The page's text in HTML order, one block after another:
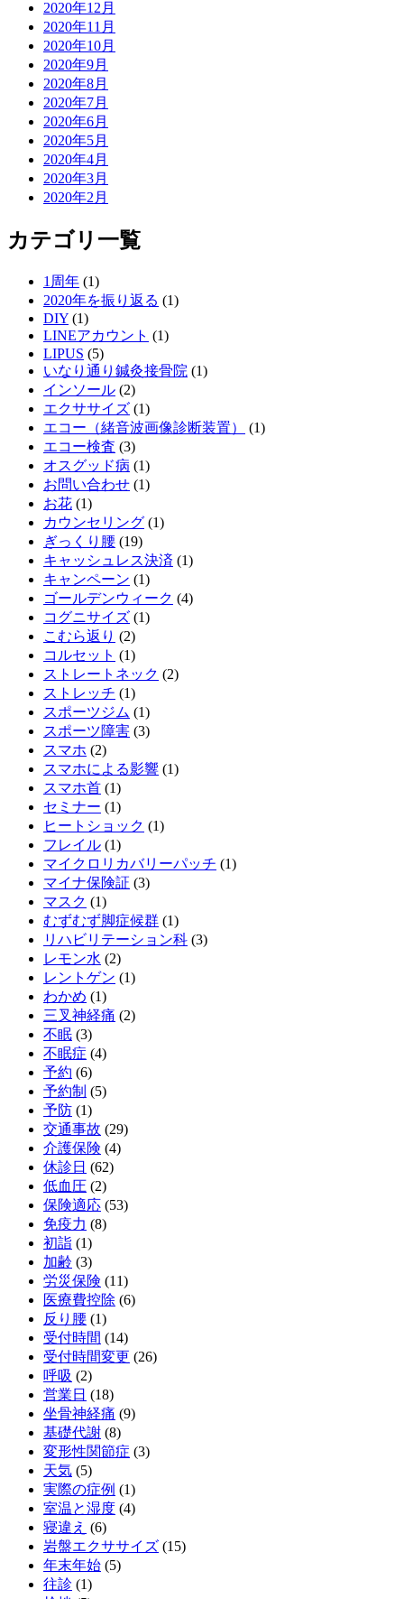
2020年12月
2020年11月
2020年10月
2020年9月
2020年8月
2020年7月
2020年6月
2020年5月
2020年4月
2020年3月
2020年2月
カテゴリ一覧
1周年 (1)
2020年を振り返る (1)
DIY (1)
LINEアカウント (1)
LIPUS (5)
いなり通り鍼灸接骨院 (1)
インソール (2)
エクササイズ (1)
エコー（緒音波画像診断装置）
(1)
エコー検査 (3)
オスグッド病 (1)
お問い合わせ (1)
お花 (1)
カウンセリング (1)
ぎっくり腰 (19)
キャッシュレス決済 (1)
キャンペーン (1)
ゴールデンウィーク (4)
コグニサイズ (1)
こむら返り (2)
コルセット (1)
ストレートネック (2)
ストレッチ (1)
スポーツジム (1)
スポーツ障害 (3)
スマホ (2)
スマホによる影響 (1)
スマホ首 (1)
セミナー (1)
ヒートショック (1)
フレイル (1)
マイクロリカバリーパッチ (1)
マイナ保険証 (3)
マスク (1)
むずむず脚症候群 (1)
リハビリテーション科 (3)
レモン水 (2)
レントゲン (1)
わかめ (1)
三叉神経痛 (2)
不眠 (3)
不眠症 (4)
予約 (6)
予約制 (5)
予防 (1)
交通事故 (29)
介護保険 (4)
休診日 (62)
低血圧 (2)
保険適応 (53)
免疫力 (8)
初詣 (1)
加齢 (3)
労災保険 (11)
医療費控除 (6)
反り腰 (1)
受付時間 (14)
受付時間変更 (26)
呼吸 (2)
営業日 (18)
坐骨神経痛 (9)
基礎代謝 (8)
変形性関節症 (3)
天気 (5)
実際の症例 (1)
室温と湿度 (4)
寝違え (6)
岩盤エクササイズ (15)
年末年始 (5)
往診 (1)